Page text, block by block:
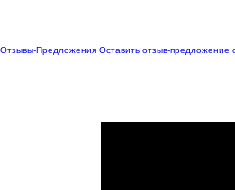
Отзывы-Предложения Оставить отзыв-предложение